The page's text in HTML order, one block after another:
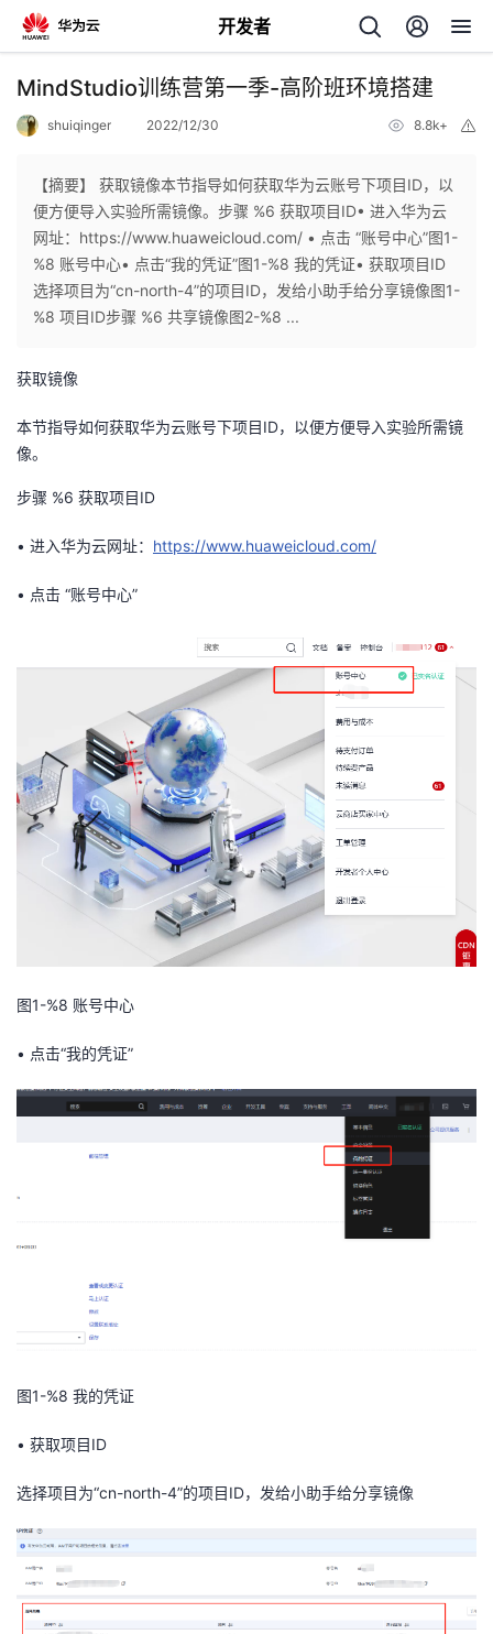
开发者
返
个
人
主
页
我
的
开
我
坛
圈
子
的
直
我
的
我
注
开
发
者
课
程
的
认
证
我
的
实
验
我
的
收
藏
的
Programs
我
的
支
支
持
声
建
议
MindStudio训练营第一季-高阶班环境搭建
shuiqinger 2022/12/30 8.8k+
【摘要】 获取镜像本节指导如何获取华为云账号下项目ID，以
便方便导入实验所需镜像。步骤 %6 获取项目ID• 进入华为云
网址：https://www.huaweicloud.com/ • 点击 “账号中心”图1-
%8 账号中心• 点击“我的凭证”图1-%8 我的凭证• 获取项目ID
选择项目为“cn-north-4”的项目ID，发给小助手给分享镜像图1-
%8 项目ID步骤 %6 共享镜像图2-%8 ...
获取镜像
本节指导如何获取华为云账号下项目ID，以便方便导入实验所需镜
像。
步骤 %6 获取项目ID
• 进入华为云网址： https://www.huaweicloud.com/
• 点击 “账号中心”
图1-%8 账号中心
• 点击“我的凭证”
图1-%8 我的凭证
• 获取项目ID
选择项目为“cn-north-4”的项目ID， 发给小助手给分享镜像